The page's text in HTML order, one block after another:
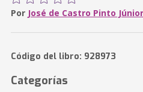
Por José de Castro Pinto Júnior
Código del libro: 928973
Categorías